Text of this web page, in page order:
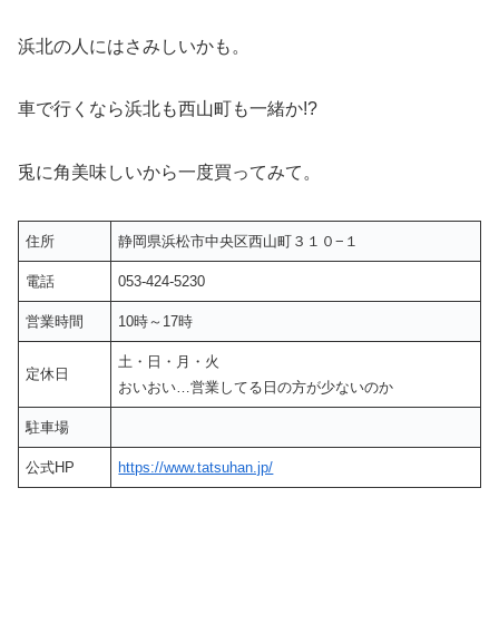
浜北の人にはさみしいかも。
車で行くなら浜北も西山町も一緒か!?
兎に角美味しいから一度買ってみて。
住所 静岡県浜松市中央区西山町３１０−１
電話 053-424-5230
営業時間 10時～17時
定休日
土・日・月・火
おいおい…営業してる日の方が少ないのか
駐車場
公式HP https://www.tatsuhan.jp/